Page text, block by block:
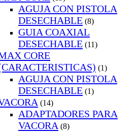
AGUJA CON PISTOLA
DESECHABLE (8)
GUIA COAXIAL
DESECHABLE (11)
CORE
(1)
AGUJA CON PISTOLA
DESECHABLE (1)
(14)
ADAPTADORES PARA
VACORA (8)